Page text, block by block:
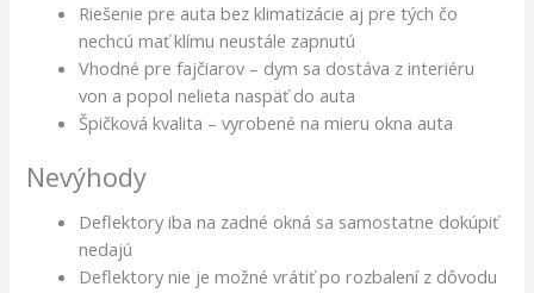
Riešenie pre auta bez klimatizácie aj pre tých čo
nechcú mať klímu neustále zapnutú
Vhodné pre fajčiarov – dym sa dostáva z interiéru
von a popol nelieta naspäť do auta
Špičková kvalita – vyrobené na mieru okna auta
Nevýhody
Deflektory iba na zadné okná sa samostatne dokúpiť
nedajú
Deflektory nie je možné vrátiť po rozbalení z dôvodu